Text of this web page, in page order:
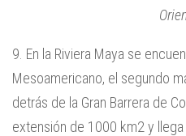
9. En la Riviera Maya se
Mesoamericano, el segundo
detrás de la Gran Barrera de
extensión de 1000 km2 y